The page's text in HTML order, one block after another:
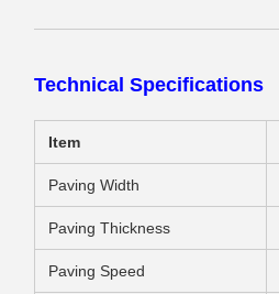
Technical Specifications
Item
Paving Width
Paving Thickness
Paving Speed